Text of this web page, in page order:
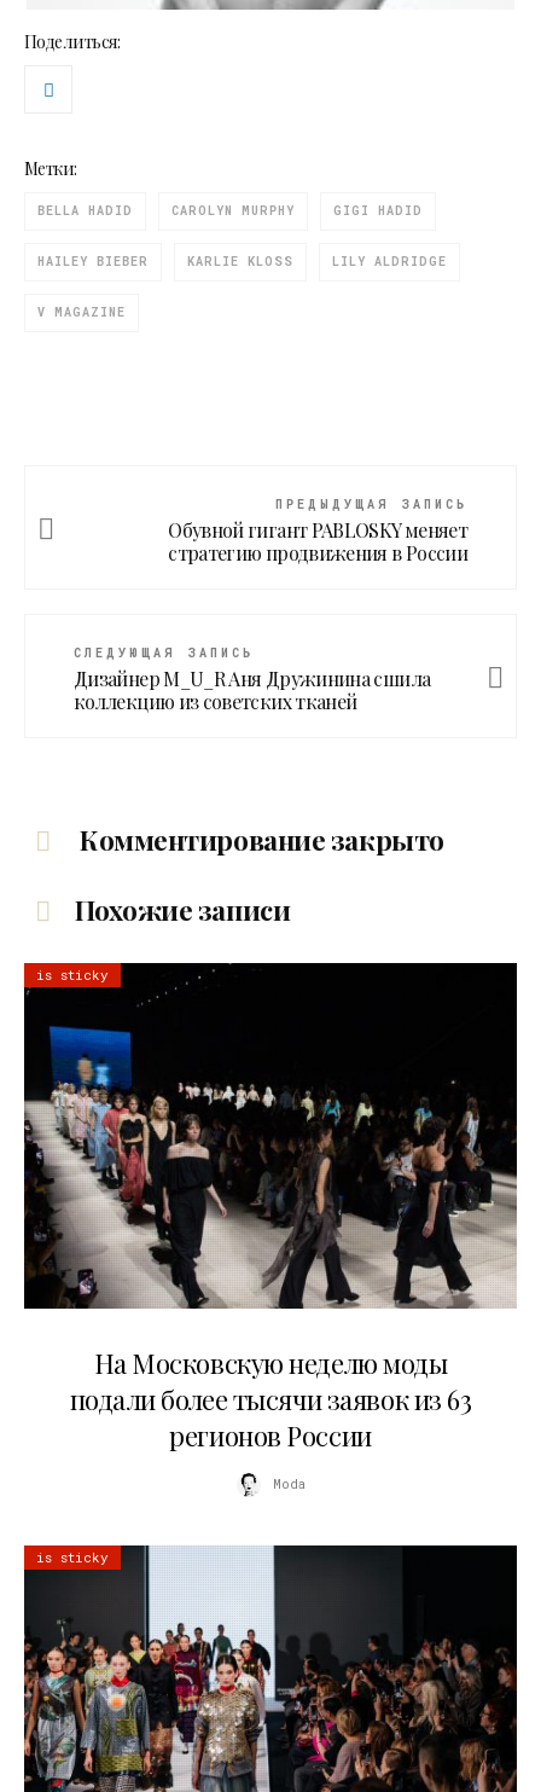
Поделиться:
Метки:
BELLA HADID CAROLYN MURPHY GIGI HADID
HAILEY BIEBER KARLIE KLOSS LILY ALDRIDGE
V MAGAZINE
ПРЕДЫДУЩАЯ ЗАПИСЬ
Обувной гигант PABLOSKY меняет
стратегию продвижения в России
СЛЕДУЮЩАЯ ЗАПИСЬ
Дизайнер M_U_R Аня Дружинина сшила
коллекцию из советских тканей
Комментирование закрыто
Похожие записи
is sticky
На Московскую неделю моды
подали более тысячи заявок из 63
регионов России
Moda
is sticky